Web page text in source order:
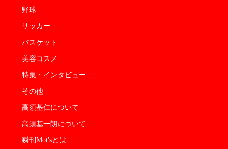
野球
サッカー
バスケット
美容コスメ
特集・インタビュー
その他
高須基仁について
高須基一朗について
瞬刊Mot'sとは